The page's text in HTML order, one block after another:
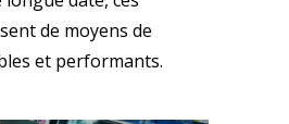
de moyens de
et performants.